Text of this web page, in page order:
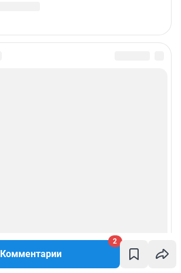
Комментарии
2